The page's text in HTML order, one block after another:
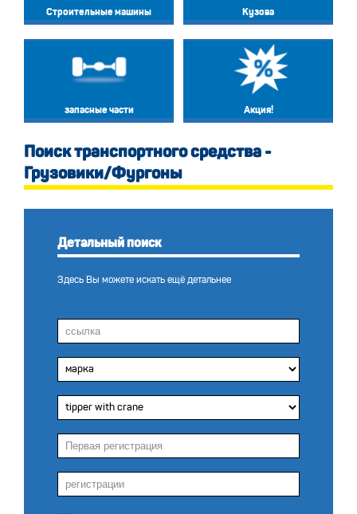
Строительные машины Кузова
запасные части Акция!
Поиск транспортного средства -
Грузовики/Фургоны
Детальный поиск
Здесь Вы можете искать ещё детальнее